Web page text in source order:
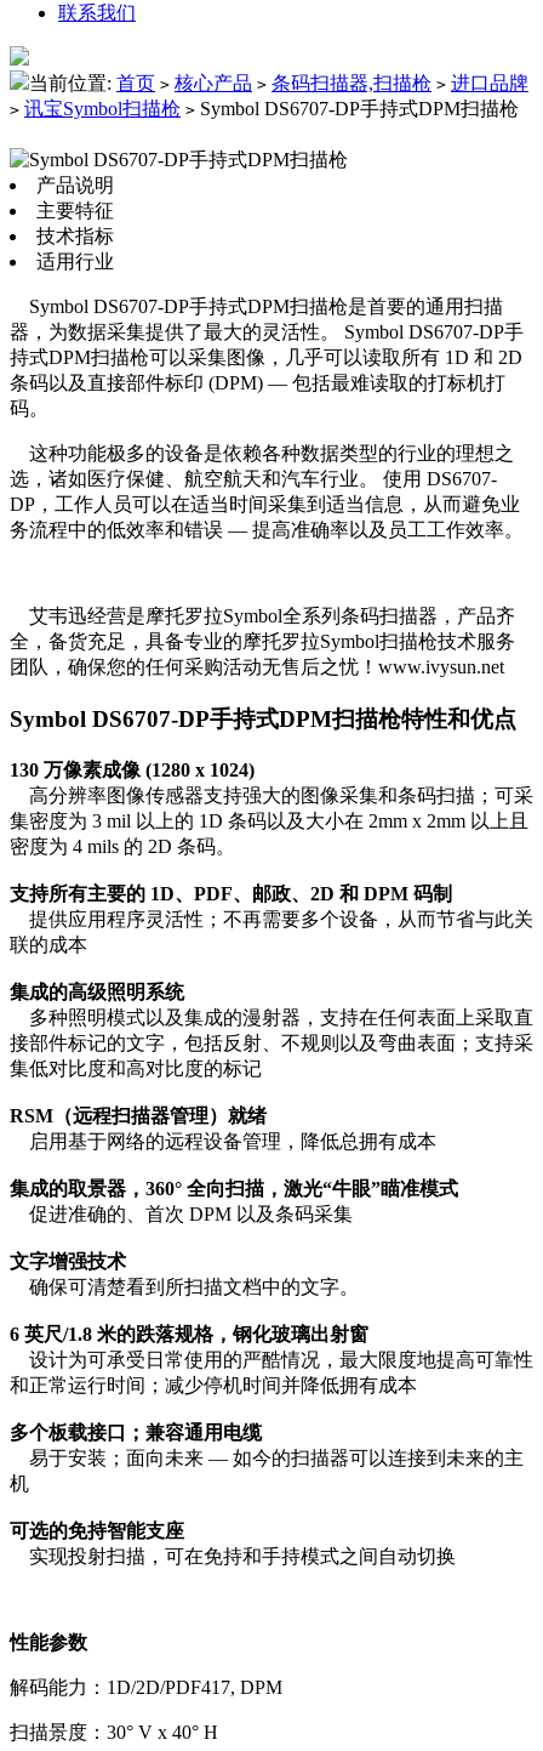
联系我们
当前位置: 首页 > 核心产品 > 条码扫描器,扫描枪 > 进口品牌
> 讯宝Symbol扫描枪 > Symbol DS6707-DP手持式DPM扫描枪
产品说明
主要特征
技术指标
适用行业
Symbol DS6707-DP手持式DPM扫描枪是首要的通用扫描
器，为数据采集提供了最大的灵活性。 Symbol DS6707-DP手
持式DPM扫描枪可以采集图像，几乎可以读取所有 1D 和 2D
条码以及直接部件标印 (DPM) — 包括最难读取的打标机打
码。
这种功能极多的设备是依赖各种数据类型的行业的理想之
选，诸如医疗保健、航空航天和汽车行业。 使用 DS6707-
DP，工作人员可以在适当时间采集到适当信息，从而避免业
务流程中的低效率和错误 — 提高准确率以及员工工作效率。
艾韦迅经营是摩托罗拉Symbol全系列条码扫描器，产品齐
全，备货充足，具备专业的摩托罗拉Symbol扫描枪技术服务
团队，确保您的任何采购活动无售后之忧！www.ivysun.net
Symbol DS6707-DP手持式DPM扫描枪特性和优点
130 万像素成像 (1280 x 1024)
高分辨率图像传感器支持强大的图像采集和条码扫描；可采
集密度为 3 mil 以上的 1D 条码以及大小在 2mm x 2mm 以上且
密度为 4 mils 的 2D 条码。
支持所有主要的 1D、PDF、邮政、2D 和 DPM 码制
提供应用程序灵活性；不再需要多个设备，从而节省与此关
联的成本
集成的高级照明系统
多种照明模式以及集成的漫射器，支持在任何表面上采取直
接部件标记的文字，包括反射、不规则以及弯曲表面；支持采
集低对比度和高对比度的标记
RSM（远程扫描器管理）就绪
启用基于网络的远程设备管理，降低总拥有成本
集成的取景器，360° 全向扫描，激光“牛眼”瞄准模式
促进准确的、首次 DPM 以及条码采集
文字增强技术
确保可清楚看到所扫描文档中的文字。
6 英尺/1.8 米的跌落规格，钢化玻璃出射窗
设计为可承受日常使用的严酷情况，最大限度地提高可靠性
和正常运行时间；减少停机时间并降低拥有成本
多个板载接口；兼容通用电缆
易于安装；面向未来 — 如今的扫描器可以连接到未来的主
机
可选的免持智能支座
实现投射扫描，可在免持和手持模式之间自动切换
性能参数
解码能力：1D/2D/PDF417, DPM
扫描景度：30° V x 40° H